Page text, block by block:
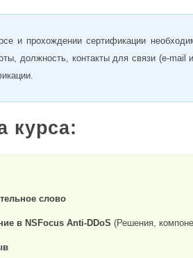
и прохождении сертификации
должность, контакты для связи (e-mail
курса:
слово
в NSFocus Anti-DDoS (Решения,